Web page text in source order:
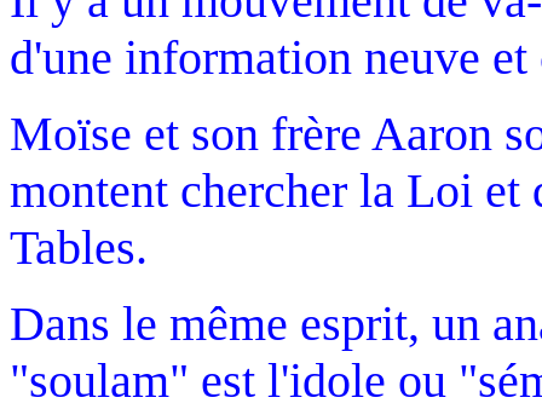
d'une information neuve et
Moïse et son frère Aaron
montent chercher la Loi et
Tables.
Dans le même esprit, un
"soulam" est l'idole ou